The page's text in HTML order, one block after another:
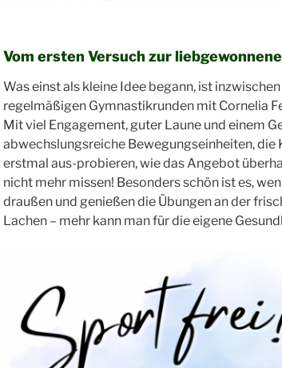
Vom ersten Versuch zur
Was einst als kleine Idee begann, ist
regelmäßigen Gymnastikrunden mit Cornelia
Mit viel Engagement, guter Laune und einem
abwechslungsreiche Bewegungseinheiten,
erstmal aus-probieren, wie das Angebot
nicht mehr missen! Besonders schön ist es,
draußen und genießen die Übungen an der
Lachen – mehr kann man für die eigene